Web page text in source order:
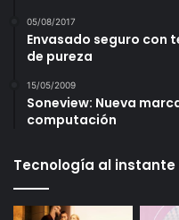
05/08/2017
Envasado seguro
de pureza
15/05/2009
Soneview: Nueva
computación
Tecnología al instante